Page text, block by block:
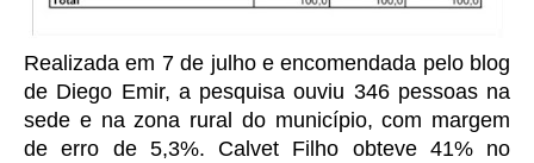
Realizada em 7 de julho e encomendada pelo blog
de Diego Emir, a pesquisa ouviu 346 pessoas na
sede e na zona rural do município, com margem
de erro de 5,3%. Calvet Filho obteve 41% no